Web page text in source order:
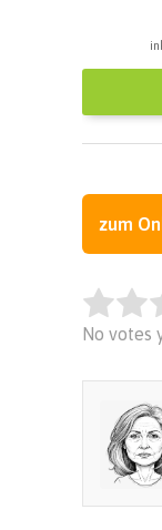
zum
Rate this
No votes